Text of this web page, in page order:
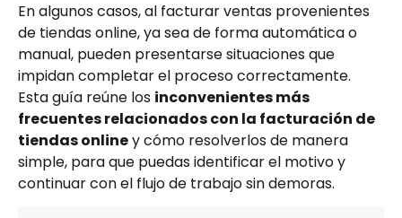
En algunos casos, al facturar ventas provenientes
de tiendas online, ya sea de forma automática o
manual, pueden presentarse situaciones que
impidan completar el proceso correctamente.
Esta guía reúne los inconvenientes más
frecuentes relacionados con la facturación de
tiendas online y cómo resolverlos de manera
simple, para que puedas identificar el motivo y
continuar con el flujo de trabajo sin demoras.